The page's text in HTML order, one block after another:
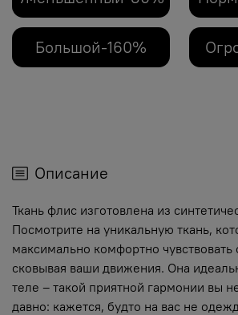
Большой-160%
Описание
Ткань флис изготовлена из
Посмотрите на уникальную ткань,
максимально комфортно
сковывая ваши движения. Она
теле – такой приятной гармонии вы
давно: кажется, будто на вас не